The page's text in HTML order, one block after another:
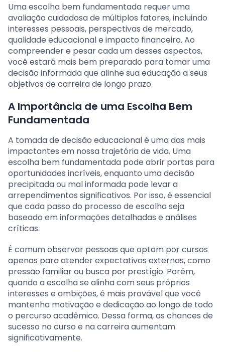
Uma escolha bem fundamentada requer uma
avaliação cuidadosa de múltiplos fatores, incluindo
interesses pessoais, perspectivas de mercado,
qualidade educacional e impacto financeiro. Ao
compreender e pesar cada um desses aspectos,
você estará mais bem preparado para tomar uma
decisão informada que alinhe sua educação a seus
objetivos de carreira de longo prazo.
A Importância de uma Escolha Bem
Fundamentada
A tomada de decisão educacional é uma das mais
impactantes em nossa trajetória de vida. Uma
escolha bem fundamentada pode abrir portas para
oportunidades incríveis, enquanto uma decisão
precipitada ou mal informada pode levar a
arrependimentos significativos. Por isso, é essencial
que cada passo do processo de escolha seja
baseado em informações detalhadas e análises
críticas.
É comum observar pessoas que optam por cursos
apenas para atender expectativas externas, como
pressão familiar ou busca por prestígio. Porém,
quando a escolha se alinha com seus próprios
interesses e ambições, é mais provável que você
mantenha motivação e dedicação ao longo de todo
o percurso acadêmico. Dessa forma, as chances de
sucesso no curso e na carreira aumentam
significativamente.